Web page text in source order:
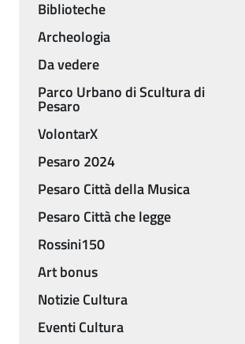
Biblioteche
Archeologia
Da vedere
Parco Urbano di Scultura di
Pesaro
VolontarX
Pesaro 2024
Pesaro Città della Musica
Pesaro Città che legge
Rossini150
Art bonus
Notizie Cultura
Eventi Cultura